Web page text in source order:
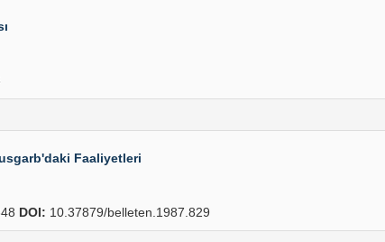
Faaliyetleri
DOI: 10.37879/belleten.1987.829